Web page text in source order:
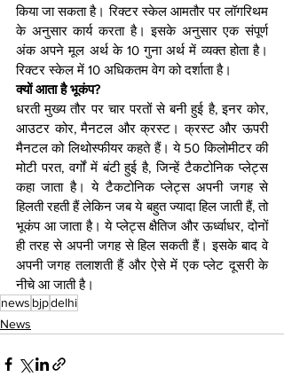
किया जा सकता है। रिक्‍टर स्‍केल आमतौर पर लॉगरिथम
के अनुसार कार्य करता है। इसके अनुसार एक संपूर्ण
अंक अपने मूल अर्थ के 10 गुना अर्थ में व्यक्त होता है।
रिक्‍टर स्‍केल में 10 अधिकतम वेग को दर्शाता है।
क्यों आता है भूकंप?
धरती मुख्य तौर पर चार परतों से बनी हुई है, इनर कोर,
आउटर कोर, मैनटल और क्रस्ट। क्रस्ट और ऊपरी
मैनटल को लिथोस्फीयर कहते हैं। ये 50 किलोमीटर की
मोटी परत, वर्गों में बंटी हुई है, जिन्हें टैकटोनिक प्लेट्स
कहा जाता है। ये टैकटोनिक प्लेट्स अपनी जगह से
हिलती रहती हैं लेकिन जब ये बहुत ज्यादा हिल जाती हैं, तो
भूकंप आ जाता है। ये प्लेट्स क्षैतिज और ऊर्ध्वाधर, दोनों
ही तरह से अपनी जगह से हिल सकती हैं। इसके बाद वे
अपनी जगह तलाशती हैं और ऐसे में एक प्लेट दूसरी के
नीचे आ जाती है।
news bjpdelhi
News